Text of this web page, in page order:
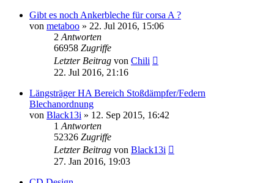
Gibt es noch Ankerbleche für corsa A ?
von metaboo » 22. Jul 2016, 15:06
2 Antworten
66958 Zugriffe
Letzter Beitrag von Chili
22. Jul 2016, 21:16
Längsträger HA Bereich Stoßdämpfer/Federn
Blechanordnung
von Black13i » 12. Sep 2015, 16:42
1 Antworten
52326 Zugriffe
Letzter Beitrag von Black13i
27. Jan 2016, 19:03